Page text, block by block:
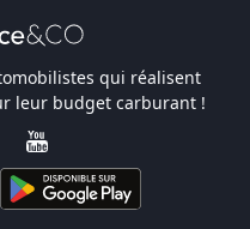
qui réalisent
leur budget carburant !